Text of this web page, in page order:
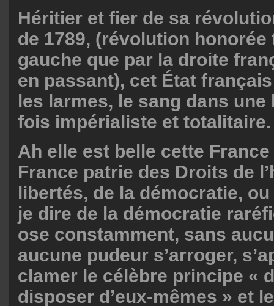
Héritier et fier de sa
de 1789, (révolution honorée
gauche que par la droite
en passant), cet État
les larmes, le sang dans une
fois impérialiste et totalitaire.
Ah elle est belle cette
France patrie des Droits de
libertés, de la démocratie,
je dire de la démocratie
ose constamment, sans
aucune pudeur s’arroger,
clamer le célèbre principe «
disposer d’eux-mêmes » et